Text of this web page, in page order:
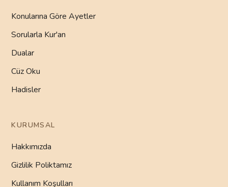
Konularına Göre Ayetler
Sorularla Kur'an
Dualar
Cüz Oku
Hadisler
KURUMSAL
Hakkımızda
Gizlilik Poliktamız
Kullanım Koşulları